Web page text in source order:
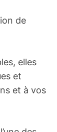
de
elles
et
et à vos